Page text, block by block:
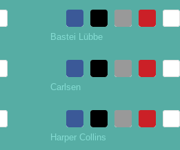
Bastei Lübbe
Carlsen
Harper Collins